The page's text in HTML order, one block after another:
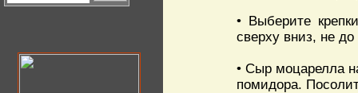
• Выберите
сверху вниз, не до
• Сыр моцарелла
помидора.